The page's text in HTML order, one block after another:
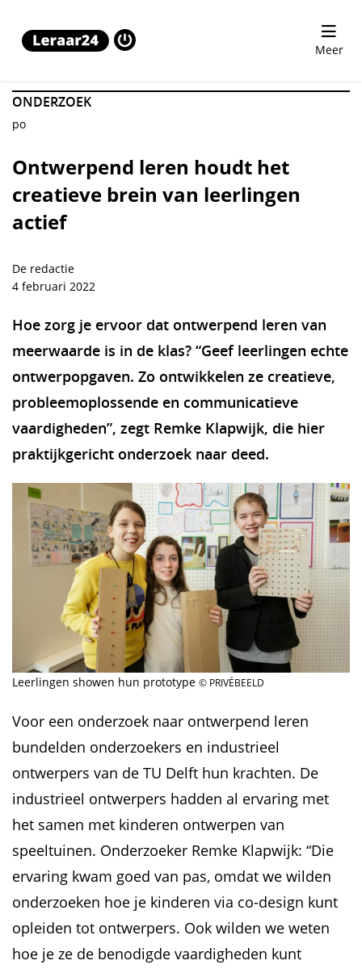
Meer
ONDERZOEK
po
Ontwerpend leren houdt het
creatieve brein van leerlingen
actief
De redactie
4 februari 2022
Hoe zorg je ervoor dat ontwerpend leren van
meerwaarde is in de klas? “Geef leerlingen echte
ontwerpopgaven. Zo ontwikkelen ze creatieve,
probleemoplossende en communicatieve
vaardigheden”, zegt Remke Klapwijk, die hier
praktijkgericht onderzoek naar deed.
Leerlingen showen hun prototype © PRIVÉBEELD
Voor een onderzoek naar ontwerpend leren
bundelden onderzoekers en industrieel
ontwerpers van de TU Delft hun krachten. De
industrieel ontwerpers hadden al ervaring met
het samen met kinderen ontwerpen van
speeltuinen. Onderzoeker Remke Klapwijk: “Die
ervaring kwam goed van pas, omdat we wilden
onderzoeken hoe je kinderen via co-design kunt
opleiden tot ontwerpers. Ook wilden we weten
hoe je ze de benodigde vaardigheden kunt